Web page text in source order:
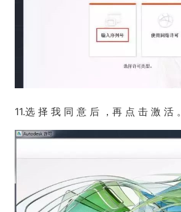
11.选 择 我 同 意 后 ，再 点 击 激 活 。